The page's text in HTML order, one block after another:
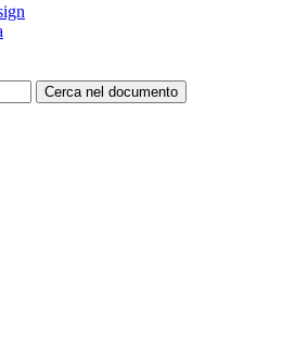
Cerca nel documento